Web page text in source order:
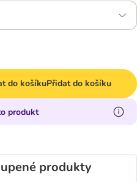
do košíkuPřidat do košíku
produkt
produkty